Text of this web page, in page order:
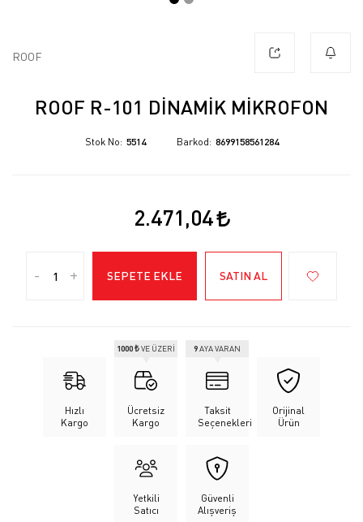
ROOF
ROOF R-101 DINAMIK MIKROFON
Stok No 5514 Barkod 8699158561284
2.471,04
- + SEPETE EKLE SATIN AL
Hızlı
Kargo
Ücretsiz
Kargo
1000 ₺VE ÜZERİ
Taksit
Seçenekleri
9AYA VARAN
Orijinal
Ürün
Yetkili
Satıcı
Güvenli
Alışveriş